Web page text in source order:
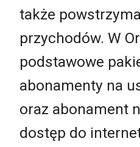
także
przychodów. W
podstawowe
abonamenty na
oraz abonament
dostęp do